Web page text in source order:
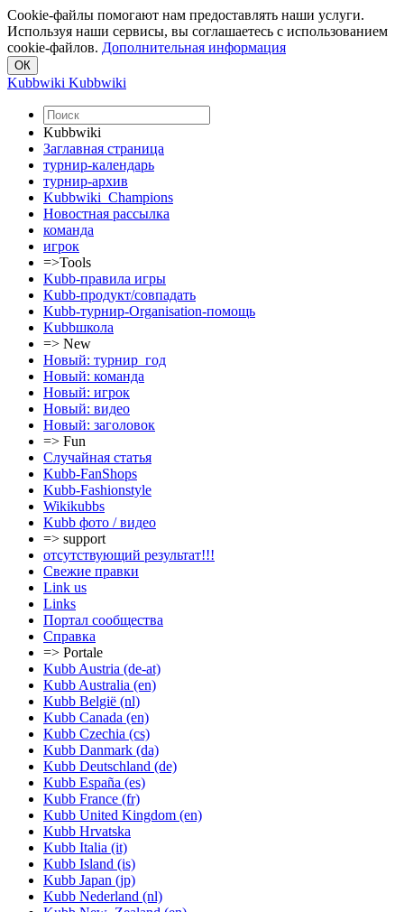
Cookie-файлы помогают нам предоставлять наши услуги.
Используя наши сервисы, вы соглашаетесь с использованием
cookie-файлов. Дополнительная информация
Kubbwiki Kubbwiki
Kubbwiki
Заглавная страница
турнир-календарь
турнир-архив
Kubbwiki_Champions
Новостная рассылка
команда
игрок
=>Tools
Kubb-правила игры
Kubb-продукт/совпадать
Kubb-турнир-Organisation-помощь
Kubbшкола
=> New
Новый: турнир_год
Новый: команда
Новый: игрок
Новый: видео
Новый: заголовок
=> Fun
Случайная статья
Kubb-FanShops
Kubb-Fashionstyle
Wikikubbs
Kubb фото / видео
=> support
отсутствующий результат!!!
Свежие правки
Link us
Links
Портал сообщества
Справка
=> Portale
Kubb Austria (de-at)
Kubb Australia (en)
Kubb België (nl)
Kubb Canada (en)
Kubb Czechia (cs)
Kubb Danmark (da)
Kubb Deutschland (de)
Kubb España (es)
Kubb France (fr)
Kubb United Kingdom (en)
Kubb Hrvatska
Kubb Italia (it)
Kubb Island (is)
Kubb Japan (jp)
Kubb Nederland (nl)